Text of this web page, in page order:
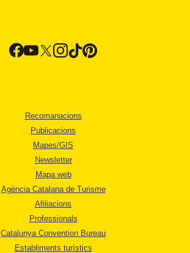
Recomanacions
Publicacions
Mapes/GIS
Newsletter
Mapa web
Agència Catalana de Turisme
Afiliacions
Professionals
Catalunya Convention Bureau
Establiments turístics